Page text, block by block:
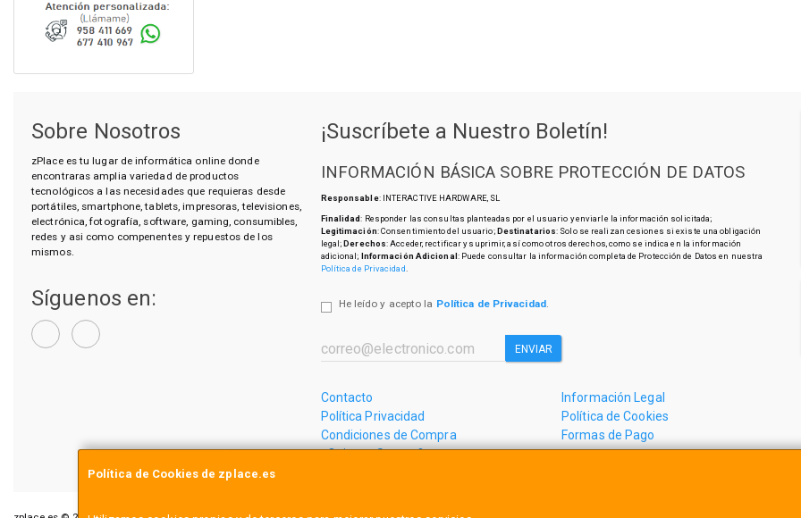
Política de Cookies de zplace.es
Sobre Nosotros
zPlace es tu lugar de informática online donde
encontraras amplia variedad de productos
tecnológicos a las necesidades que requieras desde
portátiles, smartphone, tablets, impresoras, televisiones,
electrónica, fotografía, software, gaming, consumibles,
redes y asi como compenentes y repuestos de los
mismos.
Síguenos en:
¡Suscríbete a Nuestro Boletín!
INFORMACIÓN BÁSICA SOBRE PROTECCIÓN DE DATOS
Responsable: INTERACTIVE HARDWARE, SL
Finalidad: Responder las consultas planteadas por el usuario y enviarle la información solicitada;
Legitimación: Consentimiento del usuario;Destinatarios: Solo se realizan cesiones si existe una obligación
legal;Derechos: Acceder, rectificar y suprimir, así como otros derechos, como se indica en la información
adicional; Información Adicional: Puede consultar la información completa de Protección de Datos en nuestra
Política de Privacidad
He leído y acepto la Política de Privacidad.
ENVIAR
Contacto
Información Legal
Política Privacidad
Política de Cookies
Condiciones de Compra
Formas de Pago
¿Quienes Somos?